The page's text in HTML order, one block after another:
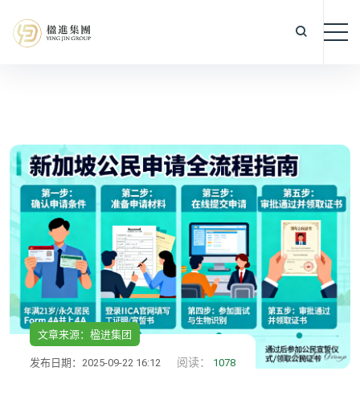
文章来源：楹进集团
发布日期：2025-09-22 16:12 阅读： 1078